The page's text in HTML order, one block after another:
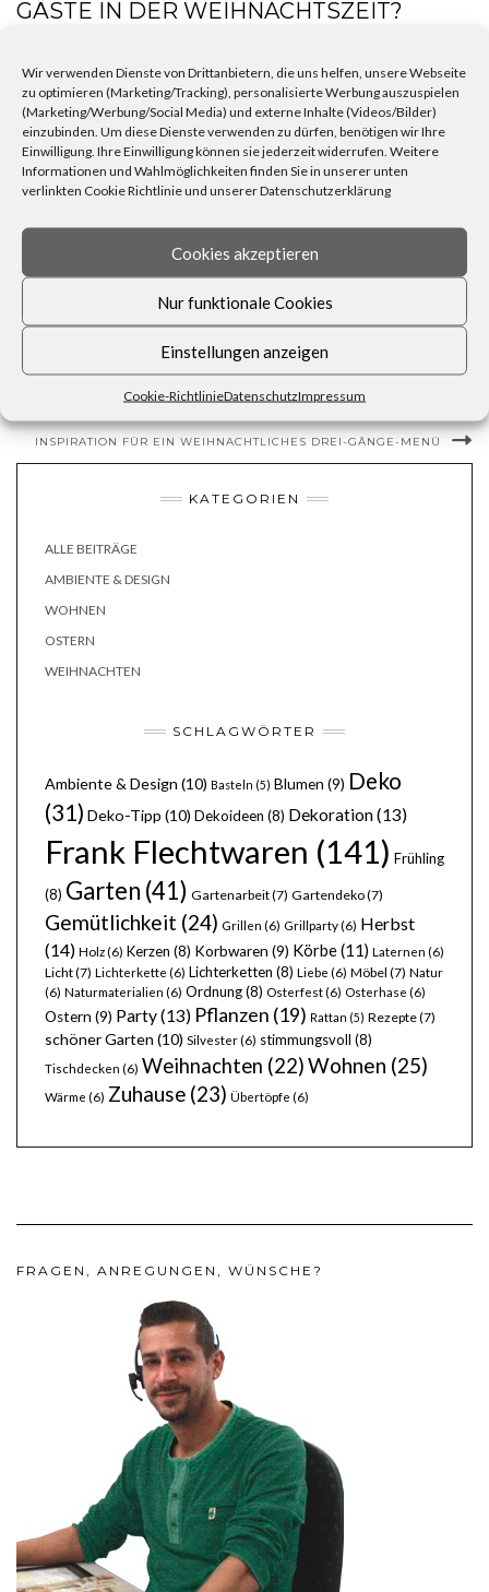
Wir verwenden Dienste von Drittanbietern, die uns helfen, unsere Webseite
zu optimieren (Marketing/Tracking), personalisierte Werbung auszuspielen
(Marketing/Werbung/Social Media) und externe Inhalte (Videos/Bilder)
einzubinden. Um diese Dienste verwenden zu dürfen, benötigen wir Ihre
Einwilligung. Ihre Einwilligung können sie jederzeit widerrufen. Weitere
Informationen und Wahlmöglichkeiten finden Sie in unserer unten
verlinkten Cookie Richtlinie und unserer Datenschutzerklärung
Cookies akzeptieren
Nur funktionale Cookies
Einstellungen anzeigen
Cookie-RichtlinieDatenschutzImpressum
GÄSTE IN DER WEIHNACHTSZEIT?
200 Jahren als das populärste Weihnachtsgetränk. Je nach Belieben
kann der alkoholhaltige Drink kalt oder warm genossen werden. Wer
bei der Zubereitung auf Milch verzichtet, stellt einenEgg Flipher. Eine
weitere Abwandlung des Eggnogs ist der heiß servierteTom & Jerry
der in zwei Schritten entsteht. Basis ist der sogenannte Batter aus Eiern,
Puderzucker sowie Gewürzen, der anschließend mit Alkohol oder nur
mit heißer Milch aufgegossen wird. So können auch Kinder und
Personen, diealkoholfreie Getränke bevorzugen, in den Genuss eines
Glühwein, Feuerzangenbowle und Früchtepunsch
auf jeder Weihnachtsparty sehr gefragt. Überraschen Sie Ihre Gäste in
innen wärmt und die festliche Stimmung geschmacklich abrundet.
INSPIRATION FÜR EIN WEIHNACHTLICHES DREI-GÄNGE-MENÜ
KATEGORIEN
ALLE BEITRÄGE
AMBIENTE & DESIGN
WOHNEN
OSTERN
WEIHNACHTEN
SCHLAGWÖRTER
Ambiente & Design (10) Basteln (5) Blumen (9) Deko
(31) Deko-Tipp (10) Dekoideen (8) Dekoration(13)
Frank Flechtwaren (141) Frühling
(8) Garten (41) Gartenarbeit(7) Gartendeko(7)
Gemütlichkeit (24) Grillen (6) Grillparty(6) Herbst
(14) Holz(6) Kerzen (8) Korbwaren (9) Körbe(11) Laternen (6)
Licht(7) Lichterkette (6) Lichterketten (8) Liebe (6) Möbel (7) Natur
(6) Naturmaterialien (6) Ordnung(8) Osterfest(6) Osterhase (6)
Ostern (9) Party(13) Pflanzen (19) Rattan (5) Rezepte(7)
schöner Garten (10) Silvester(6) stimmungsvoll (8)
Tischdecken (6) Weihnachten (22)Wohnen (25)
Wärme (6) Zuhause (23) Übertöpfe (6)
FRAGEN, ANREGUNGEN, WÜNSCHE?